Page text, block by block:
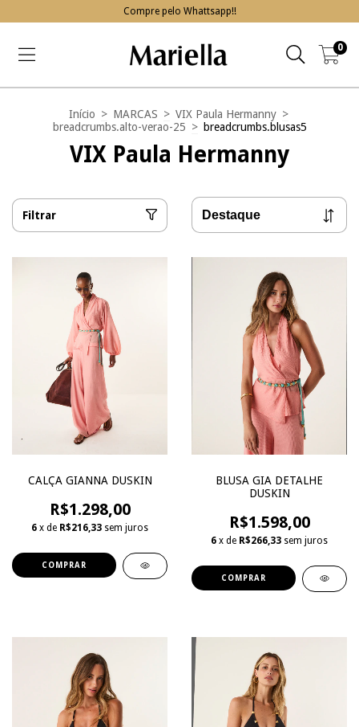
Compre pelo Whattsapp!!
0
Início > MARCAS > VIX Paula Hermanny >
breadcrumbs.alto-verao-25 > breadcrumbs.blusas5
VIX Paula Hermanny
Filtrar
CALÇA GIANNA DUSKIN
R$1.298,00
6 x de R$216,33 sem juros
COMPRAR
BLUSA GIA DETALHE
DUSKIN
R$1.598,00
6 x de R$266,33 sem juros
COMPRAR